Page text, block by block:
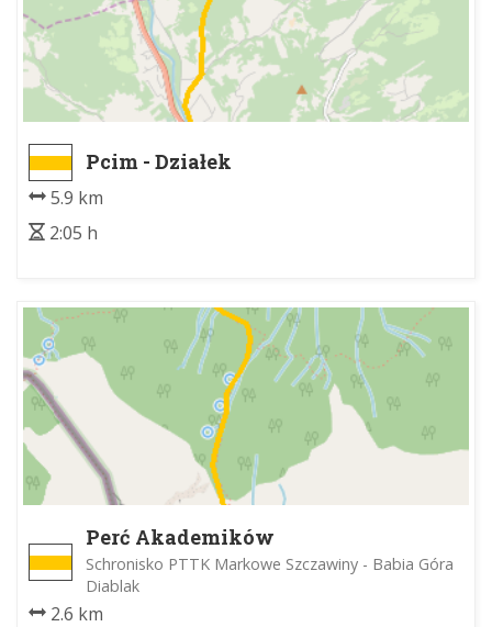
Pcim - Działek
5.9 km
2:05 h
Perć Akademików
Schronisko PTTK Markowe Szczawiny - Babia Góra
Diablak
2.6 km